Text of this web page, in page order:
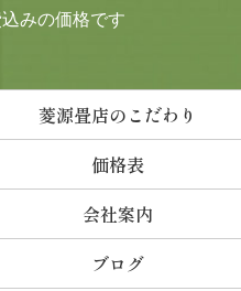
みの価格です
菱源畳店のこだわり
価格表
会社案内
ブログ